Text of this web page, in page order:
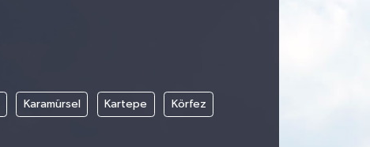
Karamürsel Kartepe Körfez